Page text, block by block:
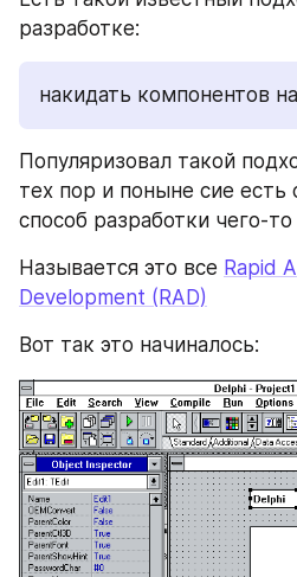
разработке:
накидать компонентов
Популяризовал такой
тех пор и поныне сие
способ разработки чего-
Называется это все Rapid
Development (RAD)
Вот так это начиналось: